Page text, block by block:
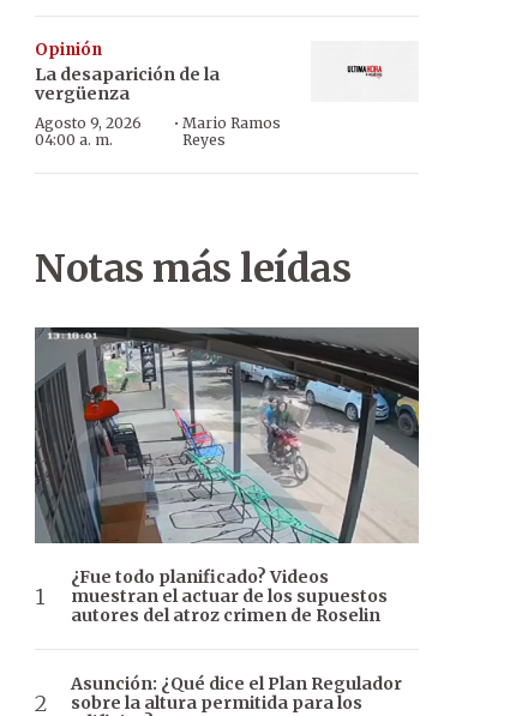
Opinión
La desaparición de la
vergüenza
Agosto 9, 2026
04:00 a. m.
· Mario Ramos
Reyes
Notas más leídas
¿Fue todo planificado? Videos
muestran el actuar de los supuestos
autores del atroz crimen de Roselin
Asunción: ¿Qué dice el Plan Regulador
sobre la altura permitida para los